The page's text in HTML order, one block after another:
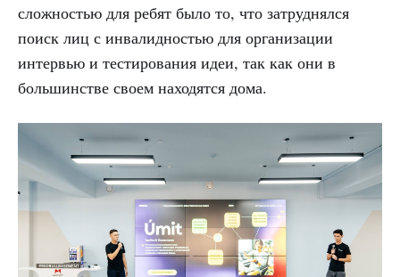
сложностью для ребят было то, что затруднялся
поиск лиц с инвалидностью для организации
интервью и тестирования идеи, так как они в
большинстве своем находятся дома.